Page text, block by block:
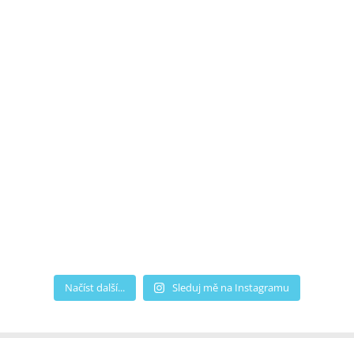
Načíst další... Sleduj mě na Instagramu